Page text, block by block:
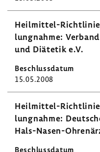
Heilmittel-​
lung­nahme:
und Diätetik e.V.
15.05.2008
Heilmittel-​
lung­nahme:
Hals-​Nasen-